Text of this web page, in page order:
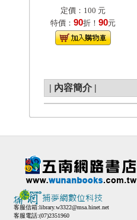
定價：100 元
特價： 90折！ 90元
| 內容簡介 |
客服信箱:library.w3322@msa.hinet.net
客服電話:(07)2351960